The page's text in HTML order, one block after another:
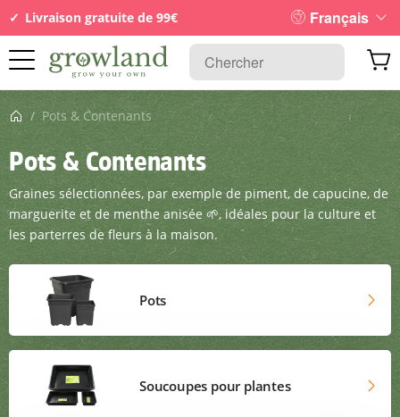
Livraison gratuite de 99€ Français
Page d’accueil
/ Pots & Contenants
Pots & Contenants
Graines sélectionnées, par exemple de piment, de capucine, de
marguerite et de menthe anisée 🌱, idéales pour la culture et
les parterres de fleurs à la maison.
Pots
Soucoupes pour plantes